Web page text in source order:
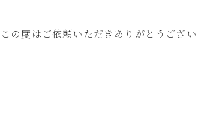
この度はご依頼いただきありがとうござい